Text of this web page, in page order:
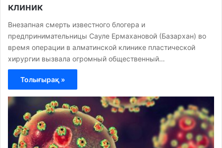
клиник
Внезапная смерть известного блогера и
предпринимательницы Сауле Ермахановой (Базархан) во
время операции в алматинской клинике пластической
хирургии вызвала огромный общественный…
Толығырақ »